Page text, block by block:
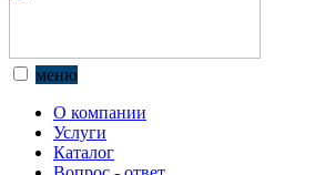
меню
О компании
Услуги
Каталог